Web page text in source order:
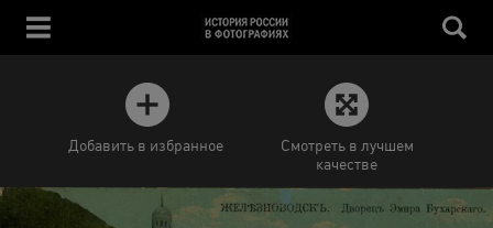
Добавить в избранное
Смотреть в лучшем
качестве